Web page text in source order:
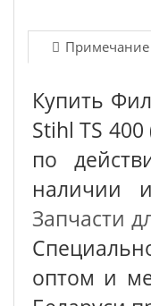
Примечание
Купить
Stihl TS
по
наличии
Запчасти
оптом и